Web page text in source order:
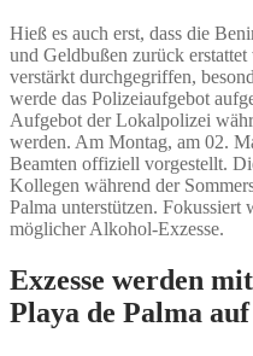
Hieß es auch erst, dass die
und Geldbußen zurück
verstärkt durchgegriffen,
werde das Polizeiaufgebot
Aufgebot der Lokalpolizei
werden. Am Montag, am 02.
Beamten offiziell vorgestellt.
Kollegen während der
Palma unterstützen.
möglicher Alkohol-Exzesse.
Exzesse werden
Playa de Palma